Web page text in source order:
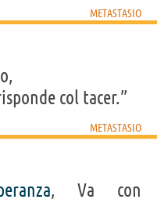
METASTASIO
col tacer.”
METASTASIO
, Va con